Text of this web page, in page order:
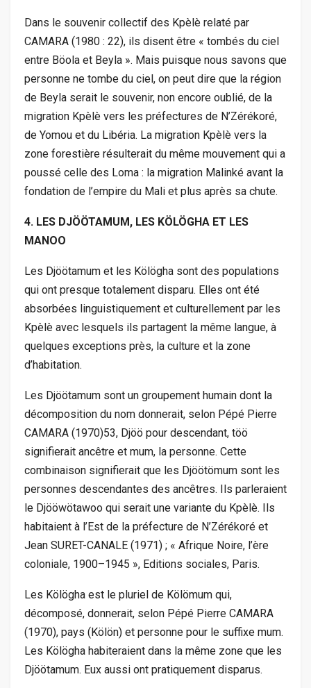
Dans le souvenir collectif des Kpèlè relaté par
CAMARA (1980 : 22), ils disent être « tombés du ciel
entre Böola et Beyla ». Mais puisque nous savons que
personne ne tombe du ciel, on peut dire que la région
de Beyla serait le souvenir, non encore oublié, de la
migration Kpèlè vers les préfectures de N’Zérékoré,
de Yomou et du Libéria. La migration Kpèlè vers la
zone forestière résulterait du même mouvement qui a
poussé celle des Loma : la migration Malinké avant la
fondation de l’empire du Mali et plus après sa chute.
4. LES DJÖÖTAMUM, LES KÖLÖGHA ET LES
MANOO
Les Djöötamum et les Kölögha sont des populations
qui ont presque totalement disparu. Elles ont été
absorbées linguistiquement et culturellement par les
Kpèlè avec lesquels ils partagent la même langue, à
quelques exceptions près, la culture et la zone
d’habitation.
Les Djöötamum sont un groupement humain dont la
décomposition du nom donnerait, selon Pépé Pierre
CAMARA (1970)53, Djöö pour descendant, töö
signifierait ancêtre et mum, la personne. Cette
combinaison signifierait que les Djöötömum sont les
personnes descendantes des ancêtres. Ils parleraient
le Djööwötawoo qui serait une variante du Kpèlè. Ils
habitaient à l’Est de la préfecture de N’Zérékoré et
Jean SURET-CANALE (1971) ; « Afrique Noire, l’ère
coloniale, 1900–1945 », Editions sociales, Paris.
Les Kölögha est le pluriel de Kölömum qui,
décomposé, donnerait, selon Pépé Pierre CAMARA
(1970), pays (Kölön) et personne pour le suffixe mum.
Les Kölögha habiteraient dans la même zone que les
Djöötamum. Eux aussi ont pratiquement disparus.